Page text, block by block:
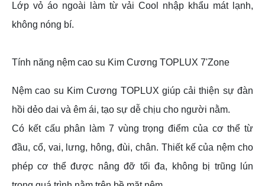
Lớp vỏ áo ngoài làm từ vải Cool nhập khẩu mát lạnh,
không nóng bí.
Tính năng nệm cao su Kim Cương TOPLUX 7'Zone
Nệm cao su Kim Cương TOPLUX giúp cải thiện sự đàn
hồi dẻo dai và êm ái, tạo sự dễ chịu cho người nằm.
​Có kết cấu phân làm 7 vùng trọng điểm của cơ thể từ
đầu, cổ, vai, lưng, hông, đùi, chân. Thiết kế của nệm cho
phép cơ thể được nâng đỡ tối đa, không bị trũng lún